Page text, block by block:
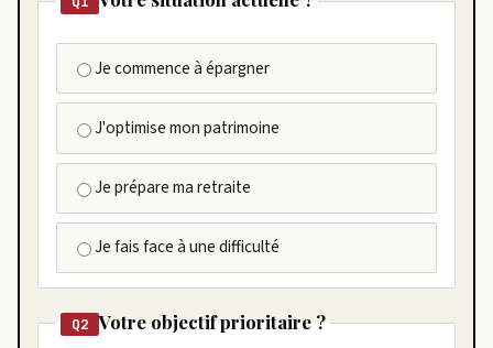
Je commence à épargner
J'optimise mon patrimoine
Je prépare ma retraite
Je fais face à une difficulté
Q2 Votre objectif prioritaire ?